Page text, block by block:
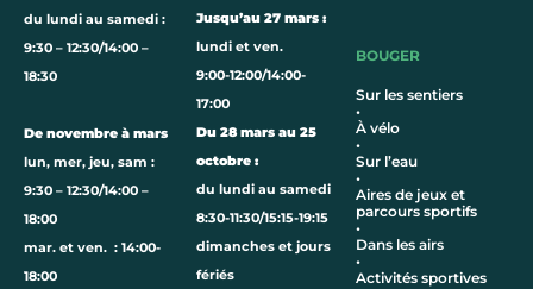
du lundi au samedi :
9:30 – 12:30/14:00 –
18:30
De novembre à mars
lun, mer, jeu, sam :
9:30 – 12:30/14:00 –
18:00
mar. et ven. : 14:00-
18:00
Jusqu’au 27 mars :
lundi et ven.
9:00-12:00/14:00-
17:00
Du 28 mars au 25
octobre :
du lundi au samedi
8:30-11:30/15:15-19:15
dimanches et jours
fériés
BOUGER
Sur les sentiers
•
À vélo
•
Sur l’eau
•
Aires de jeux et
parcours sportifs
•
Dans les airs
•
Activités sportives